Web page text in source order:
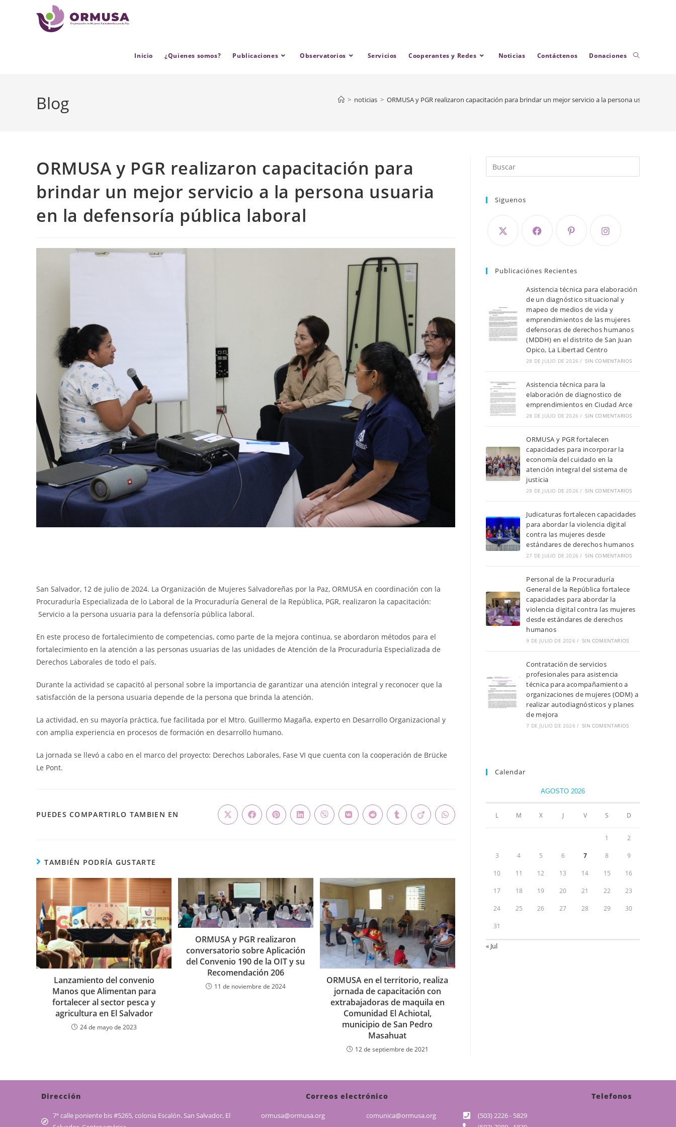
Inicio ¿Quienes somos? Publicaciones Observatorios Servicios Cooperantes y Redes Noticias Contáctenos Donaciones
Blog > noticias > ORMUSA y PGR realizaron capacitación para brindar un mejor servicio a la persona usuaria en
ORMUSA y PGR realizaron capacitación para
brindar un mejor servicio a la persona usuaria
en la defensoría pública laboral
San Salvador, 12 de julio de 2024. La Organización de Mujeres Salvadoreñas por la Paz, ORMUSA en coordinación con la
Procuraduría Especializada de lo Laboral de la Procuraduría General de la República, PGR, realizaron la capacitación:
Servicio a la persona usuaria para la defensoría pública laboral.
En este proceso de fortalecimiento de competencias, como parte de la mejora continua, se abordaron métodos para el
fortalecimiento en la atención a las personas usuarias de las unidades de Atención de la Procuraduría Especializada de
Derechos Laborales de todo el país.
Durante la actividad se capacitó al personal sobre la importancia de garantizar una atención integral y reconocer que la
satisfacción de la persona usuaria depende de la persona que brinda la atención.
La actividad, en su mayoría práctica, fue facilitada por el Mtro. Guillermo Magaña, experto en Desarrollo Organizacional y
con amplia experiencia en procesos de formación en desarrollo humano.
La jornada se llevó a cabo en el marco del proyecto: Derechos Laborales, Fase VI que cuenta con la cooperación de Brücke
Le Pont.
PUEDES COMPARTIRLO TAMBIEN EN
TAMBIÉN PODRÍA GUSTARTE
Lanzamiento del convenio
Manos que Alimentan para
fortalecer al sector pesca y
agricultura en El Salvador
24 de mayo de 2023
ORMUSA y PGR realizaron
conversatorio sobre Aplicación
del Convenio 190 de la OIT y su
Recomendación 206
11 de noviembre de 2024
ORMUSA en el territorio, realiza
jornada de capacitación con
extrabajadoras de maquila en
Comunidad El Achiotal,
municipio de San Pedro
Masahuat
12 de septiembre de 2021
Siguenos
Publicaciónes Recientes
Asistencia técnica para elaboración
de un diagnóstico situacional y
mapeo de medios de vida y
emprendimientos de las mujeres
defensoras de derechos humanos
(MDDH) en el distrito de San Juan
Opico, La Libertad Centro
28 DE JULIO DE 2026 / SIN COMENTARIOS
Asistencia técnica para la
elaboración de diagnostico de
emprendimientos en Ciudad Arce
28 DE JULIO DE 2026 / SIN COMENTARIOS
ORMUSA y PGR fortalecen
capacidades para incorporar la
economía del cuidado en la
atención integral del sistema de
justicia
28 DE JULIO DE 2026 / SIN COMENTARIOS
Judicaturas fortalecen capacidades
para abordar la violencia digital
contra las mujeres desde
estándares de derechos humanos
27 DE JULIO DE 2026 / SIN COMENTARIOS
Personal de la Procuraduría
General de la República fortalece
capacidades para abordar la
violencia digital contra las mujeres
desde estándares de derechos
humanos
9 DE JULIO DE 2026 / SIN COMENTARIOS
Contratación de servicios
profesionales para asistencia
técnica para acompañamiento a
organizaciones de mujeres (ODM) a
realizar autodiagnósticos y planes
de mejora
7 DE JULIO DE 2026 / SIN COMENTARIOS
Calendar
AGOSTO 2026
L M X J V S D
1 2
3 4 5 6 7 8 9
10 11 12 13 14 15 16
17 18 19 20 21 22 23
24 25 26 27 28 29 30
31
« Jul
Dirección
7ª calle poniente bis #5265, colonia Escalón. San Salvador, El
Correos electrónico
ormusa@ormusa.org comunica@ormusa.org
Telefonos
(503) 2226 - 5829